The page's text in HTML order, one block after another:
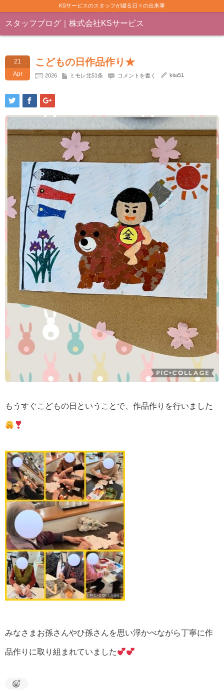
KSサービスのスタッフが綴る日々の出来事
スタッフブログ｜株式会社KSサービス
21
Apr
こどもの日作品作り★
2026 ミモレ北51条 コメントを書く kita51
もうすぐこどもの日ということで、作品作りを行いました
みなさまお孫さんやひ孫さんを思い浮かべながら丁寧に作
品作りに取り組まれていました